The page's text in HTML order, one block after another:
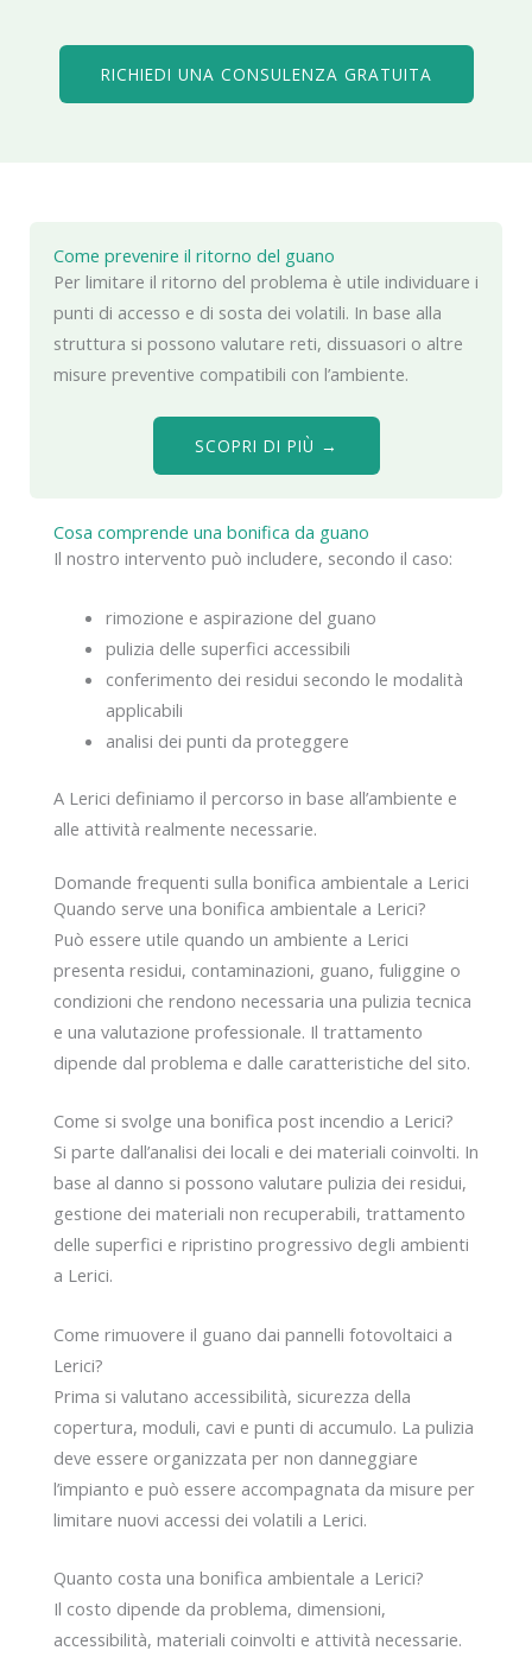
RICHIEDI UNA CONSULENZA GRATUITA
Cosa comprende una bonifica da guano
Il nostro intervento può includere, secondo il caso:
rimozione e aspirazione del guano
pulizia delle superfici accessibili
conferimento dei residui secondo le modalità
applicabili
analisi dei punti da proteggere
A Lerici definiamo il percorso in base all’ambiente e
alle attività realmente necessarie.
Domande frequenti sulla bonifica ambientale a Lerici
Quando serve una bonifica ambientale a Lerici?
Può essere utile quando un ambiente a Lerici
presenta residui, contaminazioni, guano, fuliggine o
condizioni che rendono necessaria una pulizia tecnica
e una valutazione professionale. Il trattamento
dipende dal problema e dalle caratteristiche del sito.
Come si svolge una bonifica post incendio a Lerici?
Si parte dall’analisi dei locali e dei materiali coinvolti. In
base al danno si possono valutare pulizia dei residui,
gestione dei materiali non recuperabili, trattamento
delle superfici e ripristino progressivo degli ambienti
a Lerici.
Come rimuovere il guano dai pannelli fotovoltaici a
Lerici?
Prima si valutano accessibilità, sicurezza della
copertura, moduli, cavi e punti di accumulo. La pulizia
deve essere organizzata per non danneggiare
l’impianto e può essere accompagnata da misure per
limitare nuovi accessi dei volatili a Lerici.
Quanto costa una bonifica ambientale a Lerici?
Il costo dipende da problema, dimensioni,
accessibilità, materiali coinvolti e attività necessarie.
Come prevenire il ritorno del guano
Per limitare il ritorno del problema è utile individuare i
punti di accesso e di sosta dei volatili. In base alla
struttura si possono valutare reti, dissuasori o altre
misure preventive compatibili con l’ambiente.
SCOPRI DI PIÙ →